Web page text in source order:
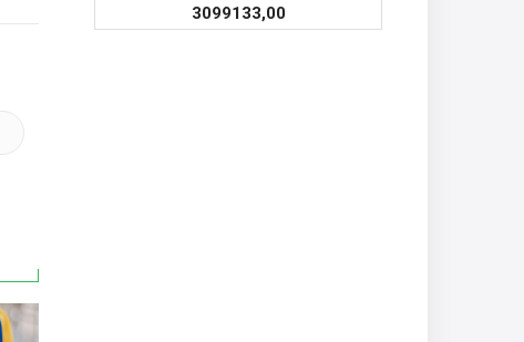
3099133,00